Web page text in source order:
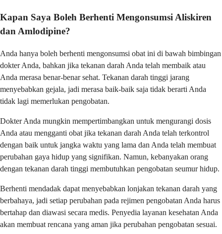
Kapan Saya Boleh Berhenti Mengonsumsi Aliskiren
dan Amlodipine?
Anda hanya boleh berhenti mengonsumsi obat ini di bawah bimbingan
dokter Anda, bahkan jika tekanan darah Anda telah membaik atau
Anda merasa benar-benar sehat. Tekanan darah tinggi jarang
menyebabkan gejala, jadi merasa baik-baik saja tidak berarti Anda
tidak lagi memerlukan pengobatan.
Dokter Anda mungkin mempertimbangkan untuk mengurangi dosis
Anda atau mengganti obat jika tekanan darah Anda telah terkontrol
dengan baik untuk jangka waktu yang lama dan Anda telah membuat
perubahan gaya hidup yang signifikan. Namun, kebanyakan orang
dengan tekanan darah tinggi membutuhkan pengobatan seumur hidup.
Berhenti mendadak dapat menyebabkan lonjakan tekanan darah yang
berbahaya, jadi setiap perubahan pada rejimen pengobatan Anda harus
bertahap dan diawasi secara medis. Penyedia layanan kesehatan Anda
akan membuat rencana yang aman jika perubahan pengobatan sesuai.